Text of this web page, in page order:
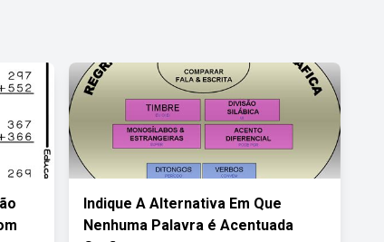
Indique A Alternativa Em Que
Nenhuma Palavra é Acentuada